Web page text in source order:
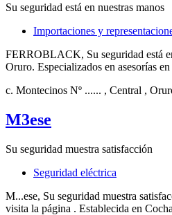
Su seguridad está en nuestras manos
Importaciones y
FERROBLACK, Su seguridad está
Oruro. Especializados en asesorías
c. Montecinos Nº ...... , Central ,
M3ese
Su seguridad muestra satisfacción
Seguridad eléctrica
M...ese, Su seguridad muestra
visita la página . Establecida en